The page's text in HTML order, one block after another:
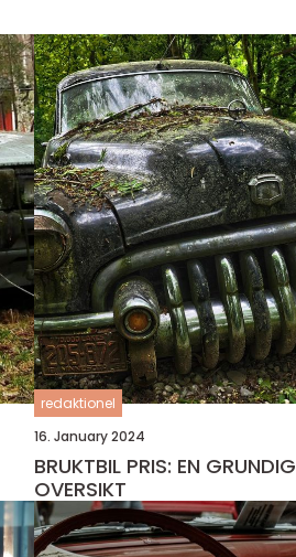
redaktionel
16. January 2024
BRUKTBIL PRIS: EN GRUNDIG
OVERSIKT